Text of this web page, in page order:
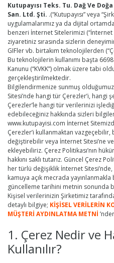
Kutupayısı Teks. Tu. Dağ Ve
San. Ltd. Şti. .(“Kutupayısı” veya
uygulamalarımız ya da dijital
benzeri İnternet Sitelerimizi (“İnternet
ziyaretiniz sırasında sizlerin
GIFler vb. birtakım teknolojilerden
Bu teknolojilerin kullanımı başta
Kanunu (“KVKK”) olmak üzere tabi
gerçekleştirilmektedir.
Bilgilendirmenize sunmuş olduğumuz
Sitesi’nde hangi tür Çerezler’i, hangi
Çerezler’le hangi tür verilerinizi
edebileceğiniz hakkında sizleri
www.kutupayisi.com İnternet
Çerezler’i kullanmaktan vazgeçebilir,
değiştirebilir veya İnternet Sitesi’ne
ekleyebiliriz. Çerez Politikası’nın
hakkını saklı tutarız. Güncel Çerez
her türlü değişiklik İnternet
kamuya açık mecrada
güncelleme tarihini metnin sonunda
Kişisel verilerinizin Şirketimiz
detaylı bilgiye; KİŞİSEL VERİLERİN
MÜŞTERİ AYDINLATMA METNİ
1. Çerez Nedir ve
Kullanılır?